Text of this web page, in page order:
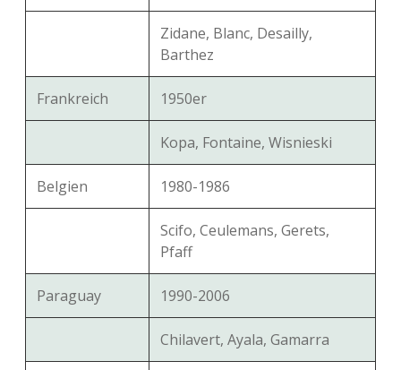
Zidane, Blanc, Desailly,
Barthez
Frankreich 1950er
Kopa, Fontaine, Wisnieski
Belgien 1980-1986
Scifo, Ceulemans, Gerets,
Pfaff
Paraguay 1990-2006
Chilavert, Ayala, Gamarra